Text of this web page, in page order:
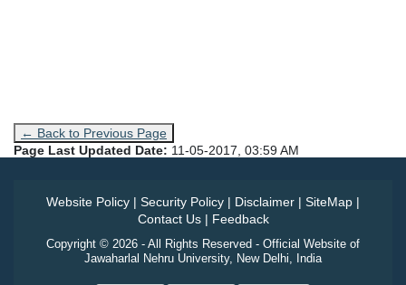
← Back to Previous Page
Page Last Updated Date: 11-05-2017, 03:59 AM
Website Policy | Security Policy | Disclaimer | SiteMap |
Contact Us| Feedback
Copyright © 2026 - All Rights Reserved - Official Website of
Jawaharlal Nehru University, New Delhi, India